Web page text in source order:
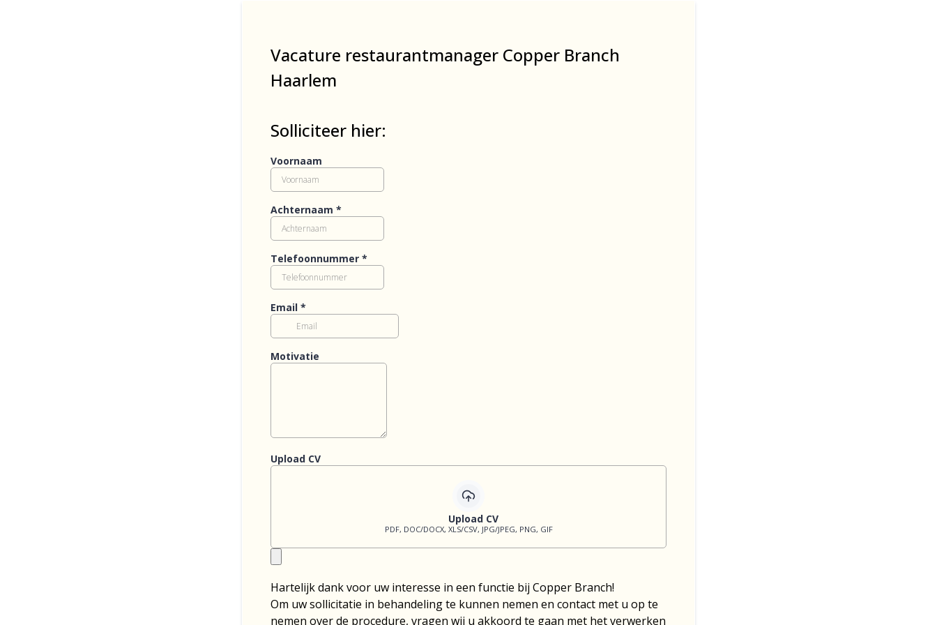
Vacature restaurantmanager Copper Branch
Haarlem
Solliciteer hier:
Voornaam
Achternaam *
Telefoonnummer *
Email *
Motivatie
Upload CV
Upload CV
PDF, DOC/DOCX, XLS/CSV, JPG/JPEG, PNG, GIF
Hartelijk dank voor uw interesse in een functie bij Copper Branch!
Om uw sollicitatie in behandeling te kunnen nemen en contact met u op te
nemen over de procedure, vragen wij u akkoord te gaan met het verwerken